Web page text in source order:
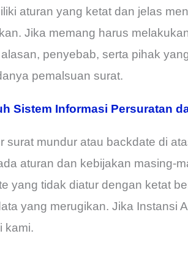
aturan yang ketat dan jelas
Jika memang harus
penyebab, serta pihak
pemalsuan surat.
Sistem Informasi Persuratan
surat mundur atau backdate di
aturan dan kebijakan masing-
yang tidak diatur dengan ketat
yang merugikan. Jika Instansi
kami.